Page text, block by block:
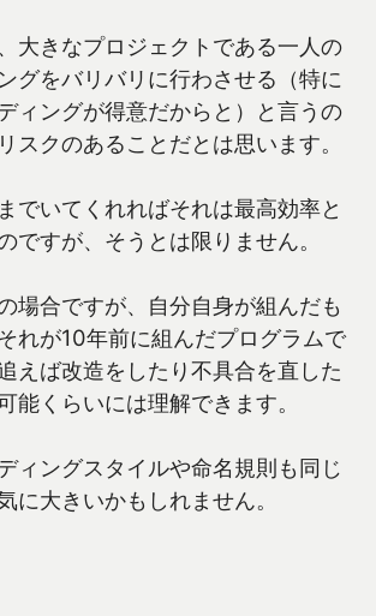
大きなプロジェクトである一人の
グをバリバリに行わさせる（特に
ィングが得意だからと）と言うの
スクのあることだとは思います。
でいてくれればそれは最高効率と
ですが、そうとは限りません。
場合ですが、自分自身が組んだも
れが10年前に組んだプログラムで
えば改造をしたり不具合を直した
能くらいには理解できます。
ィングスタイルや命名規則も同じ
に大きいかもしれません。